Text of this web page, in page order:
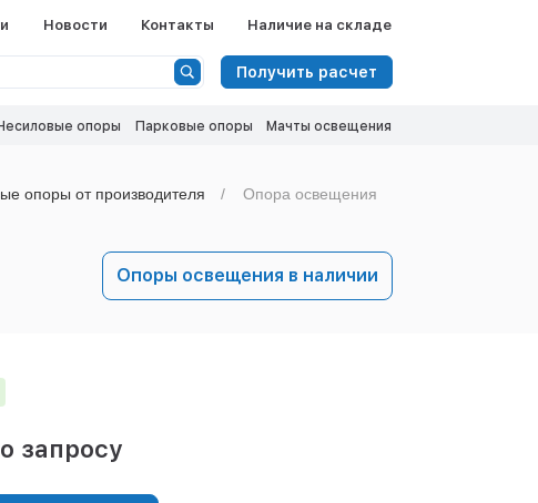
Новости Контакты Наличие на складе
Получить расчет
опоры Парковые опоры Мачты освещения
опоры от производителя
Опора освещения
Опоры освещения в наличии
запросу